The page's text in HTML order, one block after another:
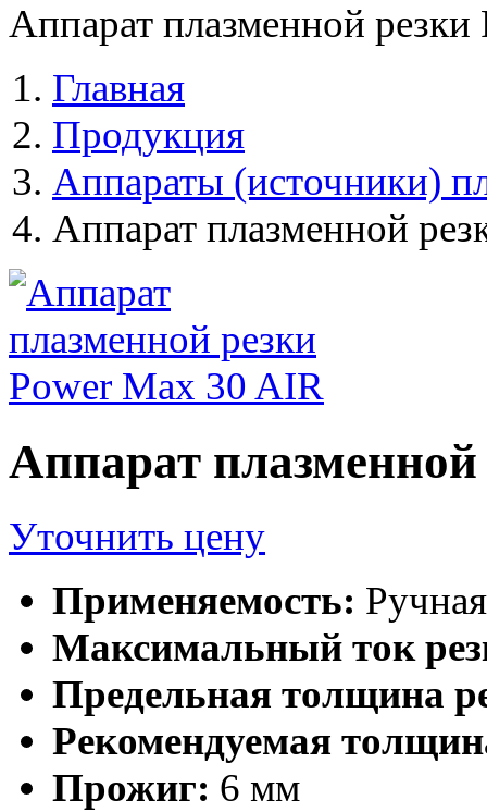
Аппарат плазменной
Главная
Продукция
Аппараты (источники)
Аппарат плазменной
Аппарат
Уточнить цену
Применяемость:
Максимальный ток
Предельная толщина
Рекомендуемая
Прожиг: 6 мм